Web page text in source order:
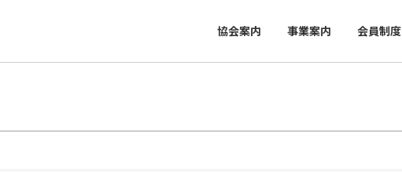
協会案内 事業案内 会員制度